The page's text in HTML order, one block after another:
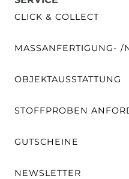
CLICK & COLLECT
MASSANFERTIGUNG- /
OBJEKTAUSSTATTUNG
STOFFPROBEN
GUTSCHEINE
NEWSLETTER